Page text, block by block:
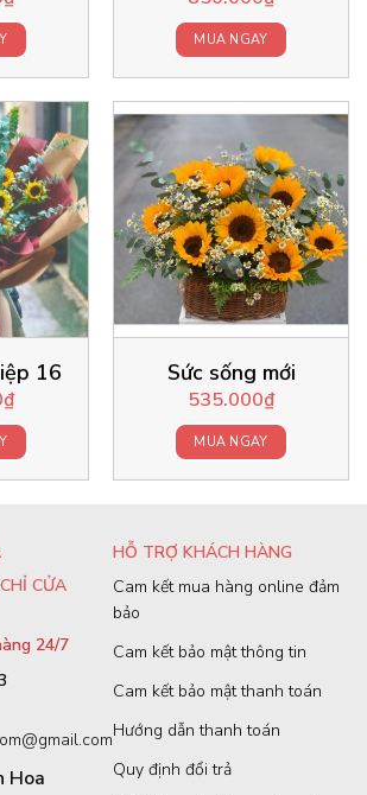
MUA NGAY
16
₫
Sức sống mới
535.000₫
MUA NGAY
CỬA
24/7
Hoa
HỖ TRỢ KHÁCH HÀNG
Cam kết mua hàng online đảm
bảo
Cam kết bảo mật thông tin
Cam kết bảo mật thanh toán
Hướng dẫn thanh toán
Quy định đổi trả